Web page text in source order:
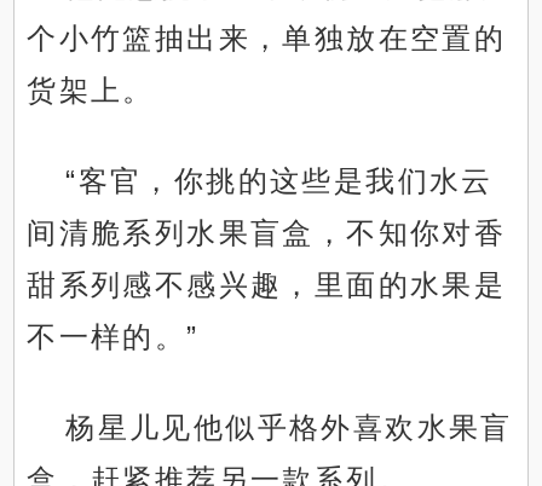
个小竹篮抽出来，单独放在空置的
货架上。
“客官，你挑的这些是我们水云
间清脆系列水果盲盒，不知你对香
甜系列感不感兴趣，里面的水果是
不一样的。”
杨星儿见他似乎格外喜欢水果盲
盒，赶紧推荐另一款系列。